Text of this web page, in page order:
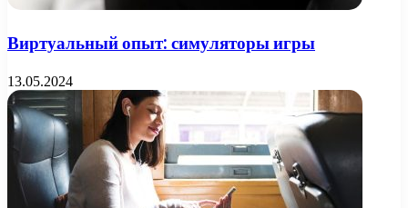
Виртуальный опыт: симуляторы игры
13.05.2024